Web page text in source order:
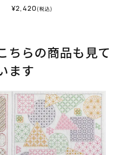
¥2,420 (税込)
ちらの商品も見て
ます